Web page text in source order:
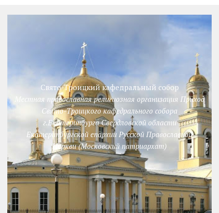
Свято-Троицкий кафедральный собор
Местная православная религиозная организация Приход
Свято-Троицкого кафедрального собора
г.Екатеринбурга Свердловской области
Екатеринбургской епархии Русской Православной
Церкви (Московский патриархат)